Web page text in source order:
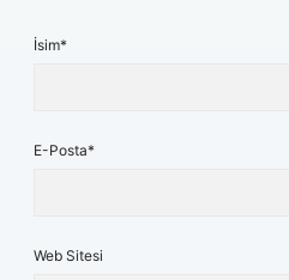
İsim*
E-Posta*
Web Sitesi